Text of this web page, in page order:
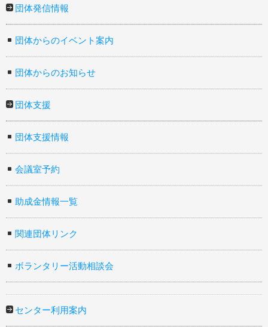
団体発信情報
団体からのイベント案内
団体からのお知らせ
団体支援
団体支援情報
会議室予約
助成金情報一覧
関連団体リンク
ボランタリー活動相談会
センター利用案内